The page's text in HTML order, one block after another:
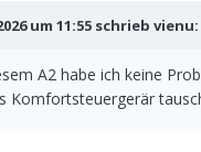
um 11:55 schrieb vienu:
A2 habe ich keine
Komfortsteuergerär